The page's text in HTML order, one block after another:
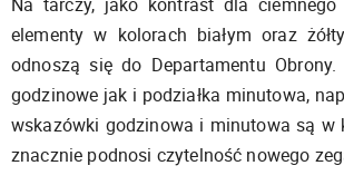
elementy w kolorach białym oraz
odnoszą się do Departamentu Obrony.
godzinowe jak i podziałka minutowa,
wskazówki godzinowa i minutowa są w
znacznie podnosi czytelność nowego